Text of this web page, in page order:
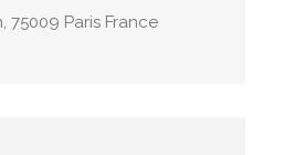
75009 Paris France